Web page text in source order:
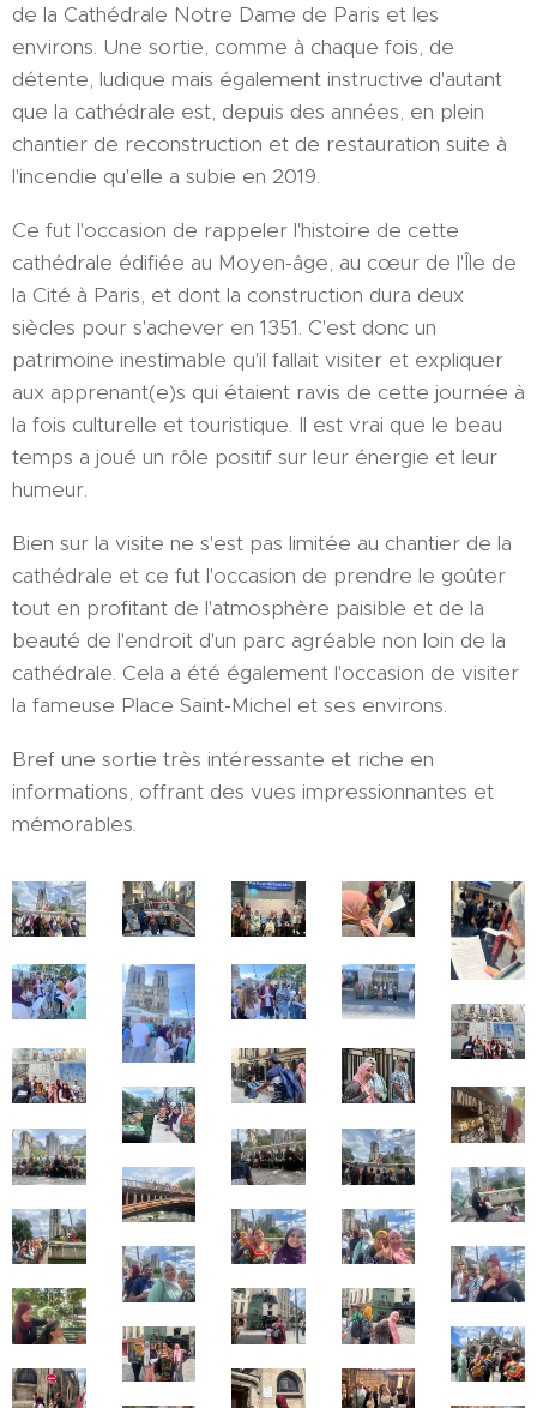
de la Cathédrale Notre Dame de Paris et les
environs. Une sortie, comme à chaque fois, de
détente, ludique mais également instructive d'autant
que la cathédrale est, depuis des années, en plein
chantier de reconstruction et de restauration suite à
l'incendie qu'elle a subie en 2019.
Ce fut l'occasion de rappeler l'histoire de cette
cathédrale édifiée au Moyen-âge, au cœur de l'Île de
la Cité à Paris, et dont la construction dura deux
siècles pour s'achever en 1351. C'est donc un
patrimoine inestimable qu'il fallait visiter et expliquer
aux apprenant(e)s qui étaient ravis de cette journée à
la fois culturelle et touristique. Il est vrai que le beau
temps a joué un rôle positif sur leur énergie et leur
humeur.
Bien sur la visite ne s'est pas limitée au chantier de la
cathédrale et ce fut l'occasion de prendre le goûter
tout en profitant de l'atmosphère paisible et de la
beauté de l'endroit d'un parc agréable non loin de la
cathédrale. Cela a été également l'occasion de visiter
la fameuse Place Saint-Michel et ses environs.
Bref une sortie très intéressante et riche en
informations, offrant des vues impressionnantes et
mémorables.